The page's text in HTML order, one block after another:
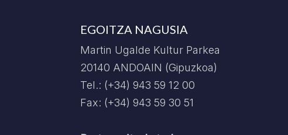
EGOITZA NAGUSIA
Martin Ugalde Kultur Parkea
20140 ANDOAIN (Gipuzkoa)
Tel.: (+34) 943 59 12 00
Fax: (+34) 943 59 30 51